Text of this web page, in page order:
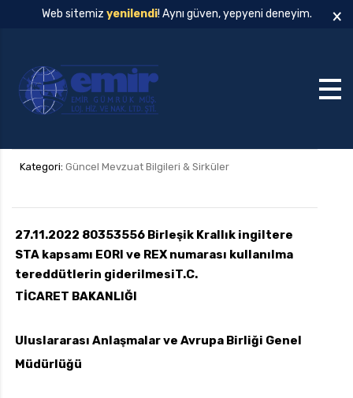
Web sitemiz yenilendi! Aynı güven, yepyeni deneyim. ×
Kategori: Güncel Mevzuat Bilgileri & Sirküler
27.11.2022 80353556 Birleşik Krallık ingiltere
STA kapsamı EORI ve REX numarası kullanılma
tereddütlerin giderilmesiT.C.
TİCARET BAKANLIĞI
Uluslararası Anlaşmalar ve Avrupa Birliği Genel
Müdürlüğü